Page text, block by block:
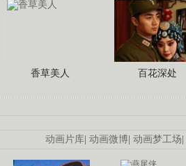
香草美人 百花深处
动画片库 动画微博 动画梦工场